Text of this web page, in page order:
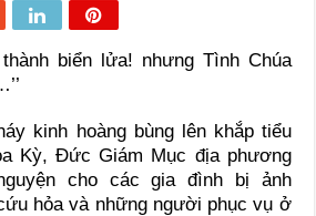
kinh hoàng bùng lên khắp tiểu
Kỳ, Đức Giám Mục địa phương
cho các gia đình bị ảnh
hỏa và những người phục vụ ở